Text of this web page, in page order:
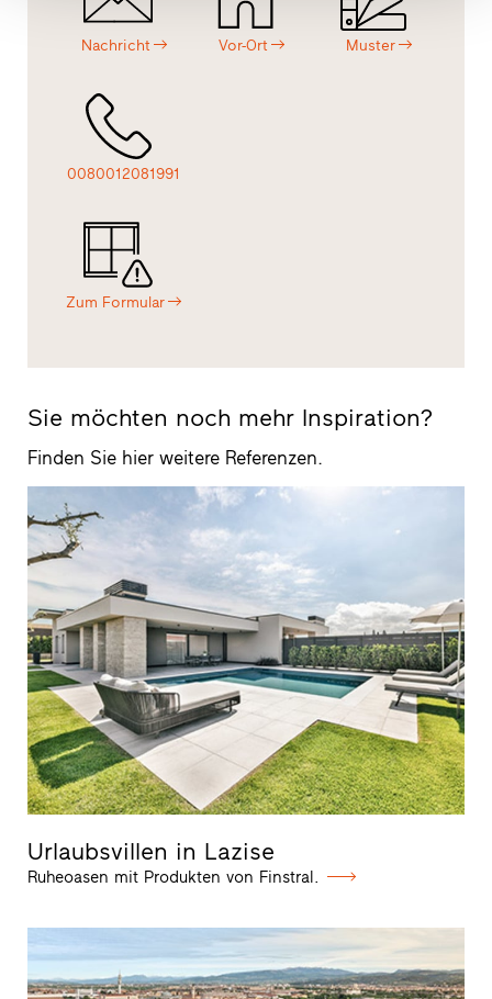
Nachricht
0080012081991
Zum Formular
Vor-Ort Muster
Sie möchten noch mehr Inspiration?
Finden Sie hier weitere Referenzen.
Urlaubsvillen in Lazise
Ruheoasen mit Produkten von Finstral.